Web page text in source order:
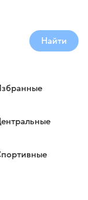
Найти